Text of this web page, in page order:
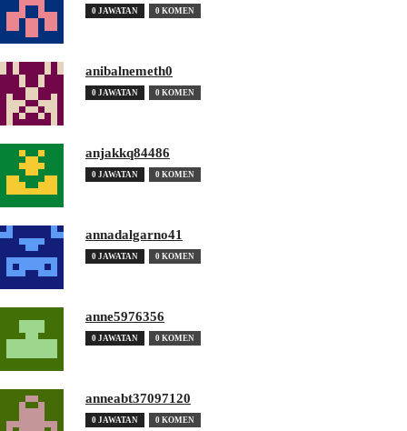
0 JAWATAN 0 KOMEN
anibalnemeth0
0 JAWATAN 0 KOMEN
anjakkq84486
0 JAWATAN 0 KOMEN
annadalgarno41
0 JAWATAN 0 KOMEN
anne5976356
0 JAWATAN 0 KOMEN
anneabt37097120
0 JAWATAN 0 KOMEN